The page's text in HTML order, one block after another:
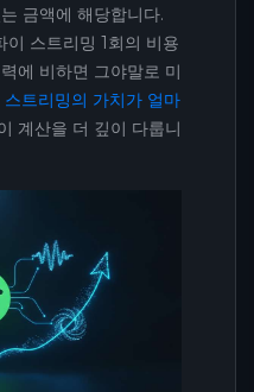
금액에 해당합니다.
스트리밍 1회의 비용
에 비하면 그야말로 미
트리밍의 가치가 얼마
계산을 더 깊이 다룹니